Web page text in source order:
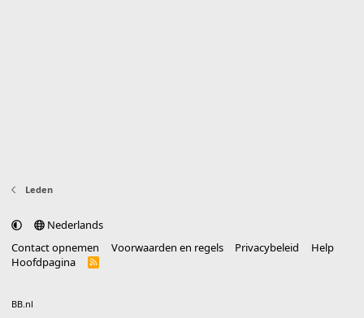
Leden
Nederlands
Contact opnemen
Voorwaarden en regels Privacybeleid
Help
Hoofdpagina
R
BB.nl